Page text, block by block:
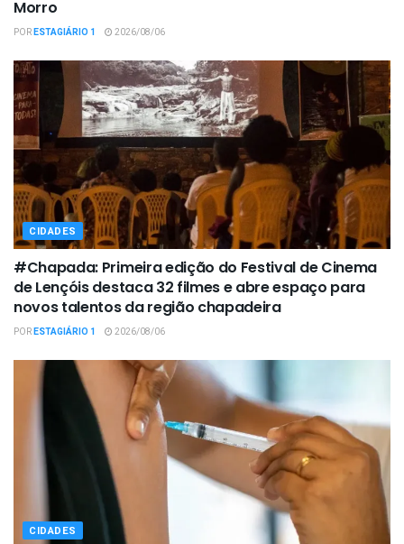
Morro
PORESTAGIÁRIO 1 2026/08/06
CIDADES
#Chapada: Primeira edição do Festival de Cinema
de Lençóis destaca 32 filmes e abre espaço para
novos talentos da região chapadeira
PORESTAGIÁRIO 1 2026/08/06
CIDADES